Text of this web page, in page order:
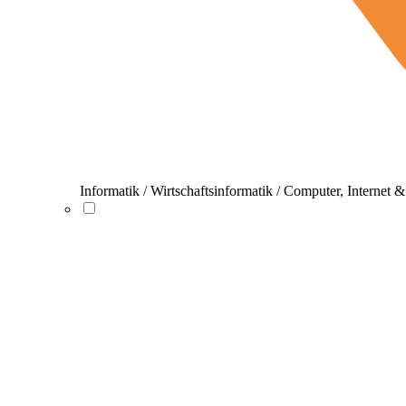
Informatik / Wirtschaftsinformatik / Computer, Internet